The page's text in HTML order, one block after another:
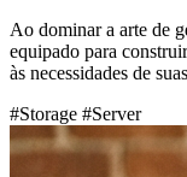
Ao dominar a arte de
equipado para
às necessidades de
#Storage #Server